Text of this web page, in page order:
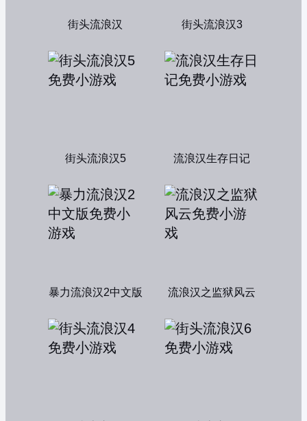
街头流浪汉 街头流浪汉3
街头流浪汉5 流浪汉生存日记
暴力流浪汉2中文版 流浪汉之监狱风云